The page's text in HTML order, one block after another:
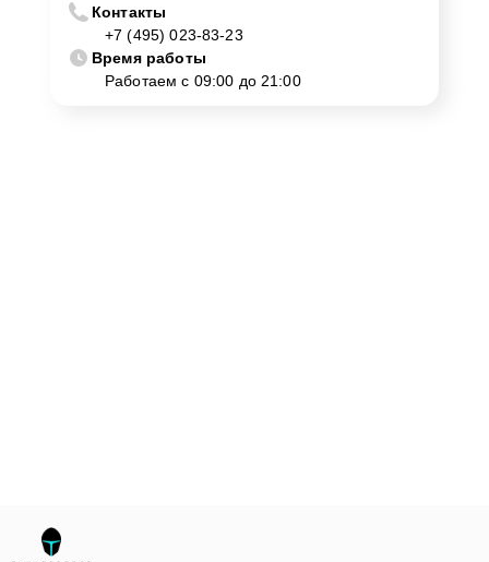
Контакты
+7 (495) 023-83-23
Время работы
Работаем с 09:00 до 21:00